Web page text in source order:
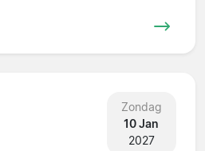
Zondag
10 Jan
2027